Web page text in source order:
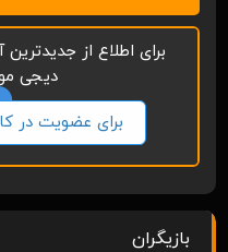
برای اطلاع از
دیجی
برای عضویت در
بازیگران